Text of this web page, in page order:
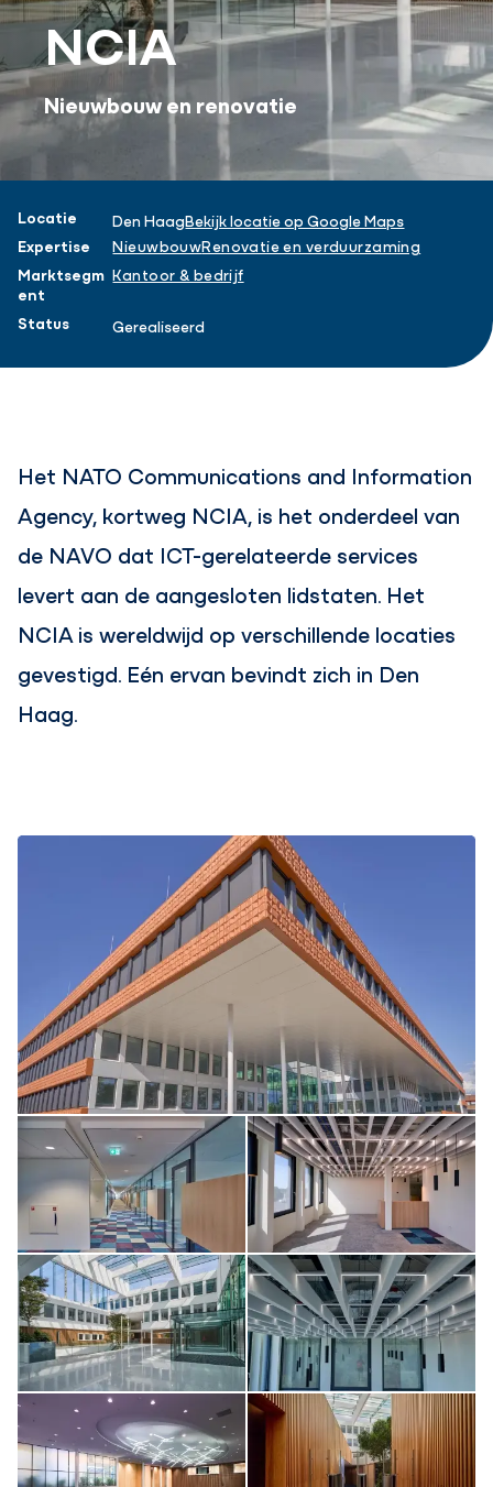
NCIA
Nieuwbouw en renovatie
Projectinformatie
Locatie Den HaagBekijk locatie op Google Maps
Expertise
NieuwbouwRenovatie en verduurzaming
Marktsegm
ent
Kantoor & bedrijf
Status Gerealiseerd
Het NATO Communications and Information
Agency, kortweg NCIA, is het onderdeel van
de NAVO dat ICT-gerelateerde services
levert aan de aangesloten lidstaten. Het
NCIA is wereldwijd op verschillende locaties
gevestigd. Eén ervan bevindt zich in Den
Haag.